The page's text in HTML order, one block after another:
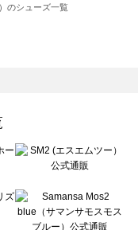
のシューズ一覧
スモス）のシューズ一覧
ューズ一覧
覧